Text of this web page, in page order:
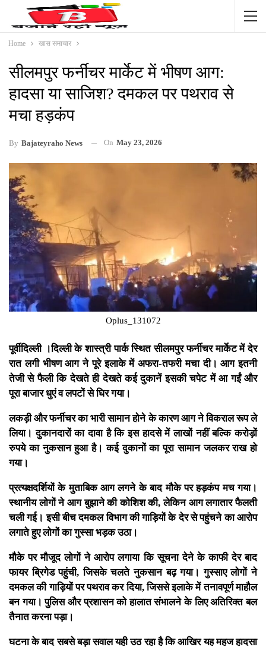
Home खास समाचार
सीलमपुर फर्नीचर मार्केट में भीषण आग:
हादसा या साजिश? दमकल पर पथराव से
मचा हड़कंप
By Bajateyraho News On May 23, 2026
Oplus_131072
पूर्वीदिल्ली ।दिल्ली के शास्त्री पार्क स्थित सीलमपुर फर्नीचर मार्केट में देर
रात लगी भीषण आग ने पूरे इलाके में अफरा-तफरी मचा दी। आग इतनी
तेजी से फैली कि देखते ही देखते कई दुकानें इसकी चपेट में आ गईं और
पूरा बाजार धुएं व लपटों से घिर गया।
लकड़ी और फर्नीचर का भारी सामान होने के कारण आग ने विकराल रूप ले
लिया। दुकानदारों का दावा है कि इस हादसे में लाखों नहीं बल्कि करोड़ों
रुपये का नुकसान हुआ है। कई दुकानों का पूरा सामान जलकर राख हो
गया।
प्रत्यक्षदर्शियों के मुताबिक आग लगने के बाद मौके पर हड़कंप मच गया।
स्थानीय लोगों ने आग बुझाने की कोशिश की, लेकिन आग लगातार फैलती
चली गई। इसी बीच दमकल विभाग की गाड़ियों के देर से पहुंचने का आरोप
लगाते हुए लोगों का गुस्सा भड़क उठा।
मौके पर मौजूद लोगों ने आरोप लगाया कि सूचना देने के काफी देर बाद
फायर ब्रिगेड पहुंची, जिसके चलते नुकसान बढ़ गया। गुस्साए लोगों ने
दमकल की गाड़ियों पर पथराव कर दिया, जिससे इलाके में तनावपूर्ण माहौल
बन गया। पुलिस और प्रशासन को हालात संभालने के लिए अतिरिक्त बल
तैनात करना पड़ा।
घटना के बाद सबसे बड़ा सवाल यही उठ रहा है कि आखिर यह महज हादसा